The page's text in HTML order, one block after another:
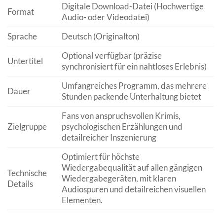
Format
Digitale Download-Datei (Hochwertige
Audio- oder Videodatei)
Sprache
Deutsch (Originalton)
Untertitel
Optional verfügbar (präzise
synchronisiert für ein nahtloses Erlebnis)
Dauer
Umfangreiches Programm, das mehrere
Stunden packende Unterhaltung bietet
Zielgruppe
Fans von anspruchsvollen Krimis,
psychologischen Erzählungen und
detailreicher Inszenierung
Technische
Details
Optimiert für höchste
Wiedergabequalität auf allen gängigen
Wiedergabegeräten, mit klaren
Audiospuren und detailreichen visuellen
Elementen.